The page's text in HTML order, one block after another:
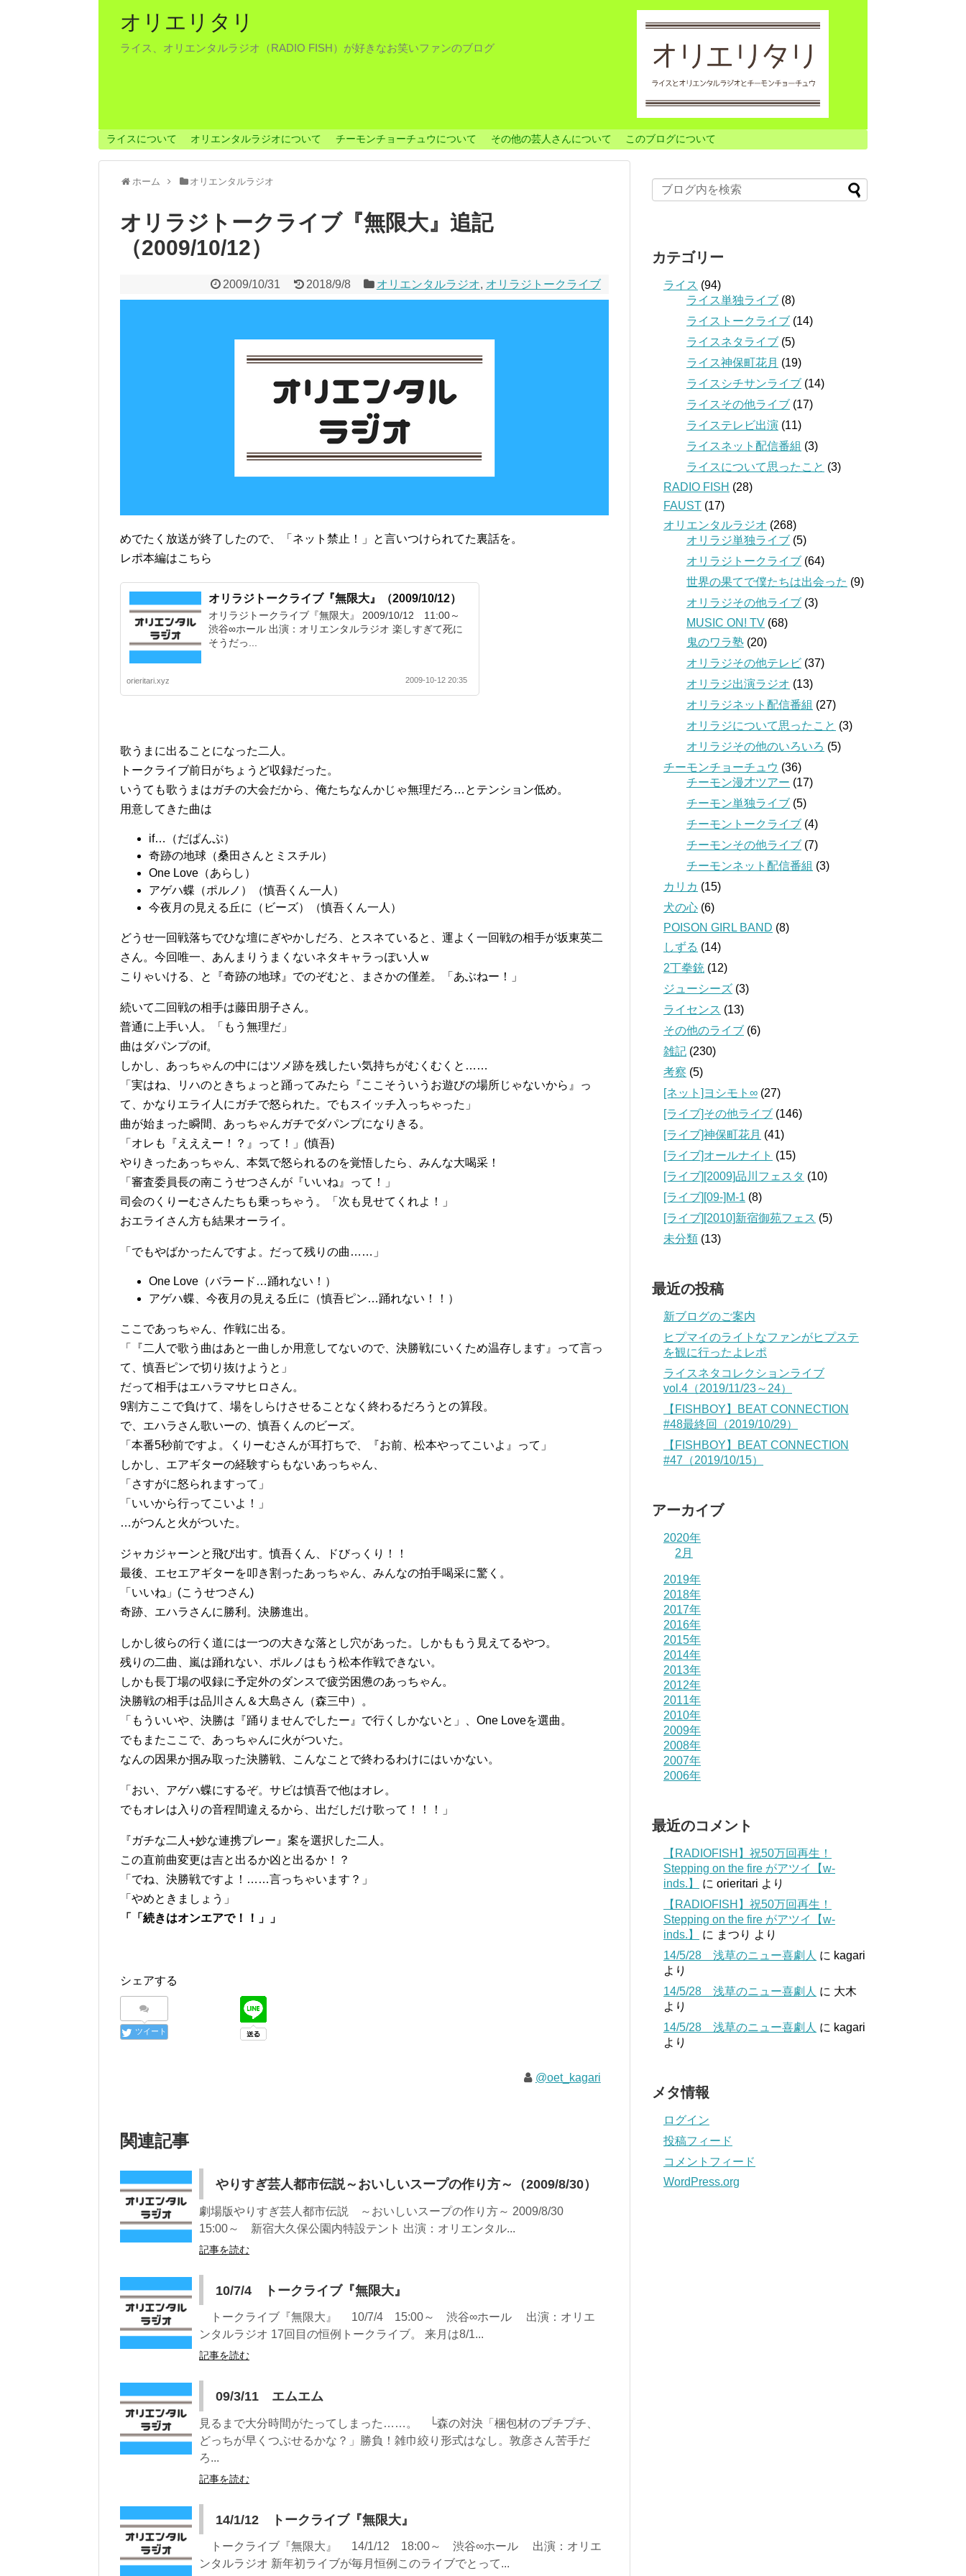
オリエリタリ
ライス、オリエンタルラジオ（RADIO FISH）が好きなお笑いファンのブログ
ライスについて オリエンタルラジオについて チーモンチョーチュウについて その他の芸人さんについて このブログについて
ホーム オリエンタルラジオ
オリラジトークライブ『無限大』追記
（2009/10/12）
2009/10/31 2018/9/8 オリエンタルラジオ, オリラジトークライブ
めでたく放送が終了したので、「ネット禁止！」と言いつけられてた裏話を。
レポ本編はこちら
オリラジトークライブ『無限大』（2009/10/12）
オリラジトークライブ『無限大』 2009/10/12 11:00～
渋谷∞ホール 出演：オリエンタルラジオ 楽しすぎて死に
そうだっ...
orieritari.xyz 2009-10-12 20:35
歌うまに出ることになった二人。
トークライブ前日がちょうど収録だった。
いうても歌うまはガチの大会だから、俺たちなんかじゃ無理だろ…とテンション低め。
用意してきた曲は
if…（だぱんぷ）
奇跡の地球（桑田さんとミスチル）
One Love（あらし）
アゲハ蝶（ポルノ）（慎吾くん一人）
今夜月の見える丘に（ビーズ）（慎吾くん一人）
どうせ一回戦落ちでひな壇にぎやかしだろ、とスネていると、運よく一回戦の相手が坂東英二
さん。今回唯一、あんまりうまくないネタキャラっぽい人ｗ
こりゃいける、と『奇跡の地球』でのぞむと、まさかの僅差。「あぶねー！」
続いて二回戦の相手は藤田朋子さん。
普通に上手い人。「もう無理だ」
曲はダパンプのif。
しかし、あっちゃんの中にはツメ跡を残したい気持ちがむくむくと……
「実はね、リハのときちょっと踊ってみたら『ここそういうお遊びの場所じゃないから』っ
て、かなりエライ人にガチで怒られた。でもスイッチ入っちゃった」
曲が始まった瞬間、あっちゃんガチでダパンプになりきる。
「オレも『えええー！？』って！」(慎吾)
やりきったあっちゃん、本気で怒られるのを覚悟したら、みんな大喝采！
「審査委員長の南こうせつさんが『いいね』って！」
司会のくりーむさんたちも乗っちゃう。「次も見せてくれよ！」
おエライさん方も結果オーライ。
「でもやばかったんですよ。だって残りの曲……」
One Love（バラード…踊れない！）
アゲハ蝶、今夜月の見える丘に（慎吾ピン…踊れない！！）
ここであっちゃん、作戦に出る。
「『二人で歌う曲はあと一曲しか用意してないので、決勝戦にいくため温存します』って言っ
て、慎吾ピンで切り抜けようと」
だって相手はエハラマサヒロさん。
9割方ここで負けて、場をしらけさせることなく終わるだろうとの算段。
で、エハラさん歌いーの、慎吾くんのビーズ。
「本番5秒前ですよ。くりーむさんが耳打ちで、『お前、松本やってこいよ』って」
しかし、エアギターの経験すらもないあっちゃん、
「さすがに怒られますって」
「いいから行ってこいよ！」
…がつんと火がついた。
ジャカジャーンと飛び出す。慎吾くん、ドびっくり！！
最後、エセエアギターを叩き割ったあっちゃん、みんなの拍手喝采に驚く。
「いいね」(こうせつさん)
奇跡、エハラさんに勝利。決勝進出。
しかし彼らの行く道には一つの大きな落とし穴があった。しかももう見えてるやつ。
残りの二曲、嵐は踊れない、ポルノはもう松本作戦できない。
しかも長丁場の収録に予定外のダンスで疲労困憊のあっちゃん。
決勝戦の相手は品川さん＆大島さん（森三中）。
「もういいや、決勝は『踊りませんでしたー』で行くしかないと」、One Loveを選曲。
でもまたここで、あっちゃんに火がついた。
なんの因果か掴み取った決勝戦、こんなことで終わるわけにはいかない。
「おい、アゲハ蝶にするぞ。サビは慎吾で他はオレ。
でもオレは入りの音程間違えるから、出だしだけ歌って！！！」
『ガチな二人+妙な連携プレー』案を選択した二人。
この直前曲変更は吉と出るか凶と出るか！？
「でね、決勝戦ですよ！……言っちゃいます？」
「やめときましょう」
「「続きはオンエアで！！」」
シェアする
ツイート
@oet_kagari
関連記事
やりすぎ芸人都市伝説～おいしいスープの作り方～（2009/8/30）
劇場版やりすぎ芸人都市伝説 ～おいしいスープの作り方～ 2009/8/30
15:00～ 新宿大久保公園内特設テント 出演：オリエンタル...
記事を読む
10/7/4 トークライブ『無限大』
トークライブ『無限大』 10/7/4 15:00～ 渋谷∞ホール 出演：オリエ
ンタルラジオ 17回目の恒例トークライブ。 来月は8/1...
記事を読む
09/3/11 エムエム
見るまで大分時間がたってしまった……。 └森の対決「梱包材のプチプチ、
どっちが早くつぶせるかな？」勝負！雑巾絞り形式はなし。敦彦さん苦手だ
ろ...
記事を読む
14/1/12 トークライブ『無限大』
トークライブ『無限大』 14/1/12 18:00～ 渋谷∞ホール 出演：オリエ
ンタルラジオ 新年初ライブが毎月恒例このライブでとって...
カテゴリー
ライス (94)
ライス単独ライブ (8)
ライストークライブ (14)
ライスネタライブ (5)
ライス神保町花月 (19)
ライスシチサンライブ (14)
ライスその他ライブ (17)
ライステレビ出演 (11)
ライスネット配信番組 (3)
ライスについて思ったこと (3)
RADIO FISH (28)
FAUST (17)
オリエンタルラジオ (268)
オリラジ単独ライブ (5)
オリラジトークライブ (64)
世界の果てで僕たちは出会った (9)
オリラジその他ライブ (3)
MUSIC ON! TV (68)
鬼のワラ塾 (20)
オリラジその他テレビ (37)
オリラジ出演ラジオ (13)
オリラジネット配信番組 (27)
オリラジについて思ったこと (3)
オリラジその他のいろいろ (5)
チーモンチョーチュウ (36)
チーモン漫才ツアー (17)
チーモン単独ライブ (5)
チーモントークライブ (4)
チーモンその他ライブ (7)
チーモンネット配信番組 (3)
カリカ (15)
犬の心 (6)
POISON GIRL BAND (8)
しずる (14)
2丁拳銃 (12)
ジューシーズ (3)
ライセンス (13)
その他のライブ (6)
雑記 (230)
考察 (5)
[ネット]ヨシモト∞ (27)
[ライブ]その他ライブ (146)
[ライブ]神保町花月 (41)
[ライブ]オールナイト (15)
[ライブ][2009]品川フェスタ (10)
[ライブ][09‐]M-1 (8)
[ライブ][2010]新宿御苑フェス (5)
未分類 (13)
最近の投稿
新ブログのご案内
ヒプマイのライトなファンがヒプステ
を観に行ったよレポ
ライスネタコレクションライブ
vol.4（2019/11/23～24）
【FISHBOY】BEAT CONNECTION
#48最終回（2019/10/29）
【FISHBOY】BEAT CONNECTION
#47（2019/10/15）
アーカイブ
2020年
2月
2019年
2018年
2017年
2016年
2015年
2014年
2013年
2012年
2011年
2010年
2009年
2008年
2007年
2006年
最近のコメント
【RADIOFISH】祝50万回再生！
Stepping on the fire がアツイ【w-
inds.】
に orieritari より
【RADIOFISH】祝50万回再生！
Stepping on the fire がアツイ【w-
inds.】
に まつり より
14/5/28 浅草のニュー喜劇人 に kagari
より
14/5/28 浅草のニュー喜劇人 に 大木
より
14/5/28 浅草のニュー喜劇人 に kagari
より
メタ情報
ログイン
投稿フィード
コメントフィード
WordPress.org